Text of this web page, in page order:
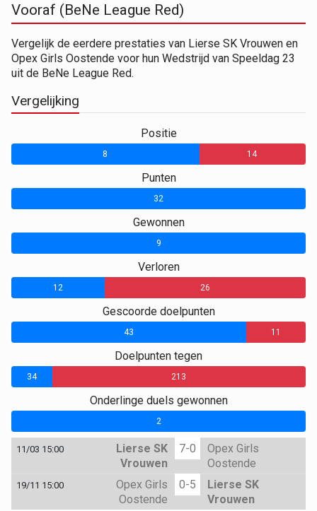
Vooraf (BeNe League Red)
Vergelijk de eerdere prestaties van Lierse SK Vrouwen en
Opex Girls Oostende voor hun Wedstrijd van Speeldag 23
uit de BeNe League Red.
Vergelijking
Positie
8 14
Punten
32
Gewonnen
9
Verloren
12 26
Gescoorde doelpunten
43 11
Doelpunten tegen
34 213
Onderlinge duels gewonnen
2
11/03 15:00
Lierse SK
Vrouwen
7-0
Opex Girls
Oostende
19/11 15:00
Opex Girls
Oostende
0-5
Lierse SK
Vrouwen